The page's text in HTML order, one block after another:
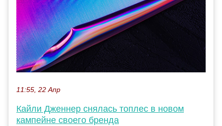
11:55, 22 Апр
Кайли Дженнер снялась топлес в новом
кампейне своего бренда